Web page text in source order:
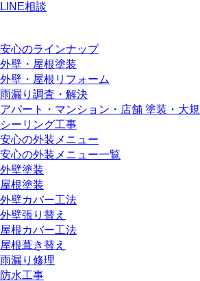
LINE相談
安心のラインナップ
外壁・屋根塗装
外壁・屋根リフォーム
雨漏り調査・解決
アパート・マンション・店舗 塗装・大
シーリング工事
安心の外装メニュー
安心の外装メニュー一覧
外壁塗装
屋根塗装
外壁カバー工法
外壁張り替え
屋根カバー工法
屋根葺き替え
雨漏り修理
防水工事